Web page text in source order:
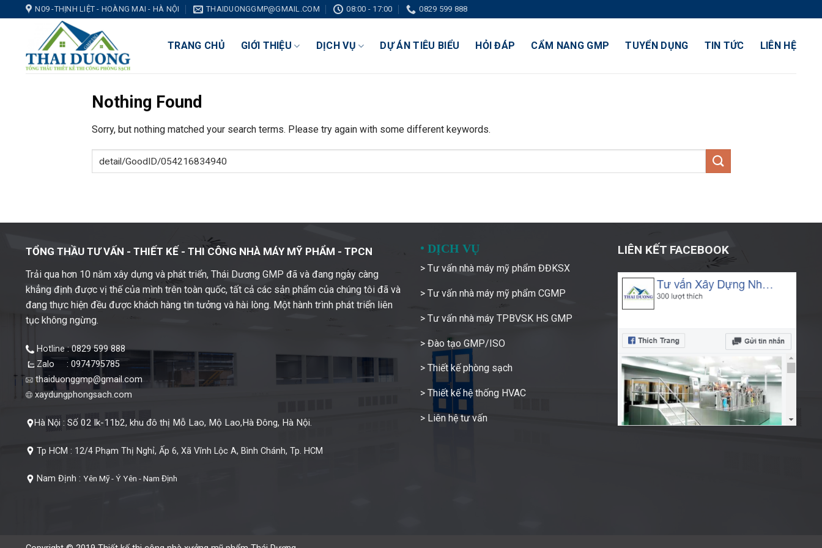
N09 -THỊNH LIỆT - HOÀNG MAI - HÀ NỘI THAIDUONGGMP@GMAIL.COM 08:00 - 17:00 0829 599 888
TRANG CHỦ GIỚI THIỆU DỊCH VỤ DỰ ÁN TIÊU BIỂU HỎI ĐÁP CẨM NANG GMP TUYỂN DỤNG TIN TỨC LIÊN HỆ
Nothing Found
Sorry, but nothing matched your search terms. Please try again with some different keywords.
TỔNG THẦU TƯ VẤN - THIẾT KẾ - THI CÔNG NHÀ MÁY MỸ PHẨM - TPCN
Trải qua hơn 10 năm xây dựng và phát triển, Thái Dương GMP đã và đang ngày càng
khẳng định được vị thế của mình trên toàn quốc, tất cả các sản phẩm của chúng tôi đã và
đang thực hiện đều được khách hàng tin tưởng và hài lòng. Một hành trình phát triển liên
tục không ngừng.
Hotline : 0829 599 888
Zalo : 0974795785
thaiduonggmp@gmail.com
xaydungphongsach.com
Hà Nội :Số 02 lk-11b2, khu đô thị Mỗ Lao, Mộ Lao,Hà Đông, Hà Nội.
Tp HCM : 12/4 Phạm Thị Nghỉ, Ấp 6, Xã Vĩnh Lộc A, Bình Chánh, Tp. HCM
Nam Định : Yên Mỹ - Ý Yên - Nam Định
• DỊCH VỤ
> Tư vấn nhà máy mỹ phẩm ĐĐKSX
> Tư vấn nhà máy mỹ phẩm CGMP
> Tư vấn nhà máy TPBVSK HS GMP
> Đào tạo GMP/ISO
> Thiết kế phòng sạch
> Thiết kế hệ thống HVAC
> Liên hệ tư vấn
LIÊN KẾT FACEBOOK